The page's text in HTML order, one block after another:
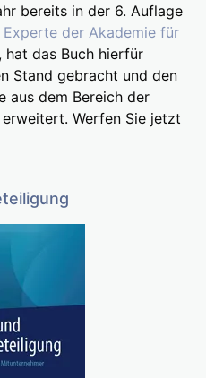
bereits in der 6. Auflage
Experte der Akademie für
, hat das Buch hierfür
Stand gebracht und den
aus dem Bereich der
Werfen Sie jetzt